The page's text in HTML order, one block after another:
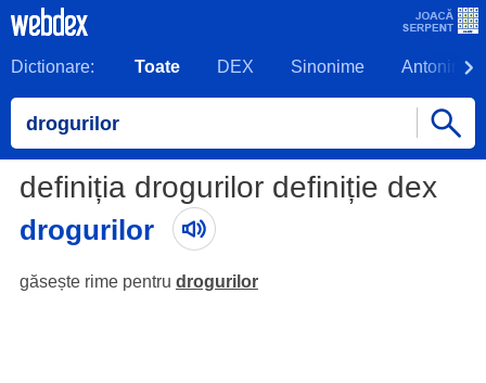
Dictionare: Toate DEX Sinonime Antonime
definiția drogurilor definiție dex
drogurilor
găsește rime pentru drogurilor